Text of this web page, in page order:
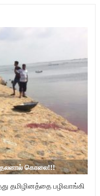
கொலை!!!
தமிழினத்தை பழிவாங்கி